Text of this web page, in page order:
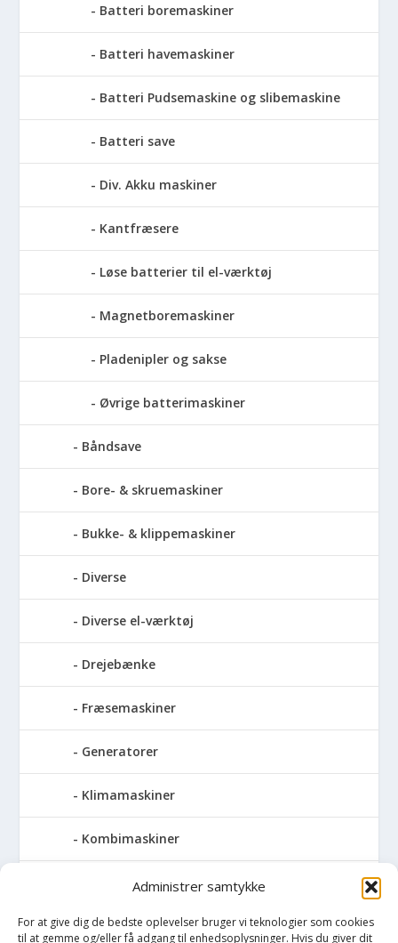
Administrer samtykke
For at give dig de bedste oplevelser bruger vi teknologier som cookies
til at gemme og/eller få adgang til enhedsoplysninger. Hvis du giver dit
Batteri boremaskiner
Batteri havemaskiner
Batteri Pudsemaskine og slibemaskine
Batteri save
Div. Akku maskiner
Kantfræsere
Løse batterier til el-værktøj
Magnetboremaskiner
Pladenipler og sakse
Øvrige batterimaskiner
Båndsave
Bore- & skruemaskiner
Bukke- & klippemaskiner
Diverse
Diverse el-værktøj
Drejebænke
Fræsemaskiner
Generatorer
Klimamaskiner
Kombimaskiner
Kompressor
Pressemaskiner